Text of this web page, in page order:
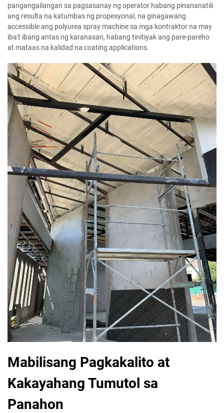
pangangailangan sa pagsasanay ng operator habang pinananatili
ang resulta na katumbas ng propesyonal, na ginagawang
accessible ang polyurea spray machine sa mga kontraktor na may
iba't ibang antas ng karanasan, habang tinitiyak ang pare-pareho
at mataas na kalidad na coating applications.
Mabilisang Pagkakalito at
Kakayahang Tumutol sa
Panahon